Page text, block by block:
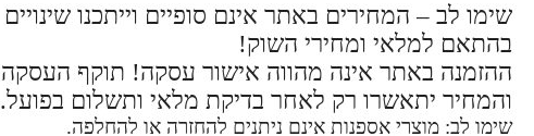
שימו לב – המחירים באתר אינם סופיים וייתכנו שינויים
בהתאם למלאי ומחירי השוק!
ההזמנה באתר אינה מהווה אישור עסקה! תוקף העסקה
והמחיר יתאשרו רק לאחר בדיקת מלאי ותשלום בפועל.
שימו לב: מוצרי אספנות אינם ניתנים להחזרה או להחלפה.